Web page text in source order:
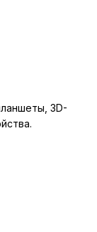
3D-